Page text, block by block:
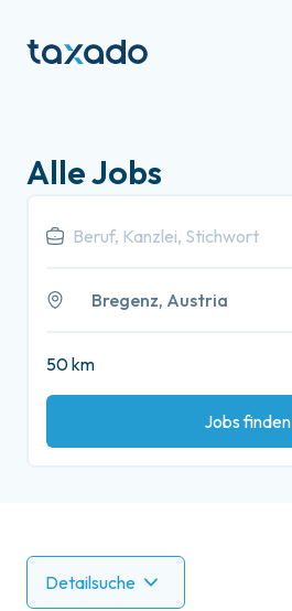
Alle Jobs
Bregenz, Austria
50 km
Jobs finden
Detailsuche